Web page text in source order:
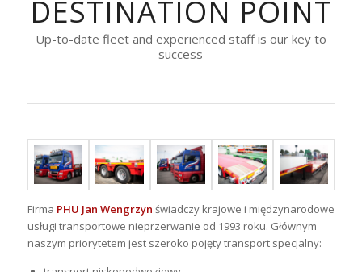
DESTINATION POINT
Up-to-date fleet and experienced staff is our key to
success
Firma PHU Jan Wengrzyn świadczy krajowe i międzynarodowe
usługi transportowe nieprzerwanie od 1993 roku. Głównym
naszym priorytetem jest szeroko pojęty transport specjalny: